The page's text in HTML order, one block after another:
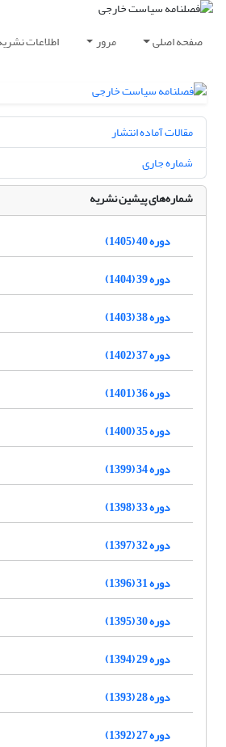
صفحه اصلی مرور اطلاعات
مقالات آماده انتشار
شماره جاری
شماره‌های پیشین نشریه
دوره 40 (1405)
دوره 39 (1404)
دوره 38 (1403)
دوره 37 (1402)
دوره 36 (1401)
دوره 35 (1400)
دوره 34 (1399)
دوره 33 (1398)
دوره 32 (1397)
دوره 31 (1396)
دوره 30 (1395)
دوره 29 (1394)
دوره 28 (1393)
دوره 27 (1392)